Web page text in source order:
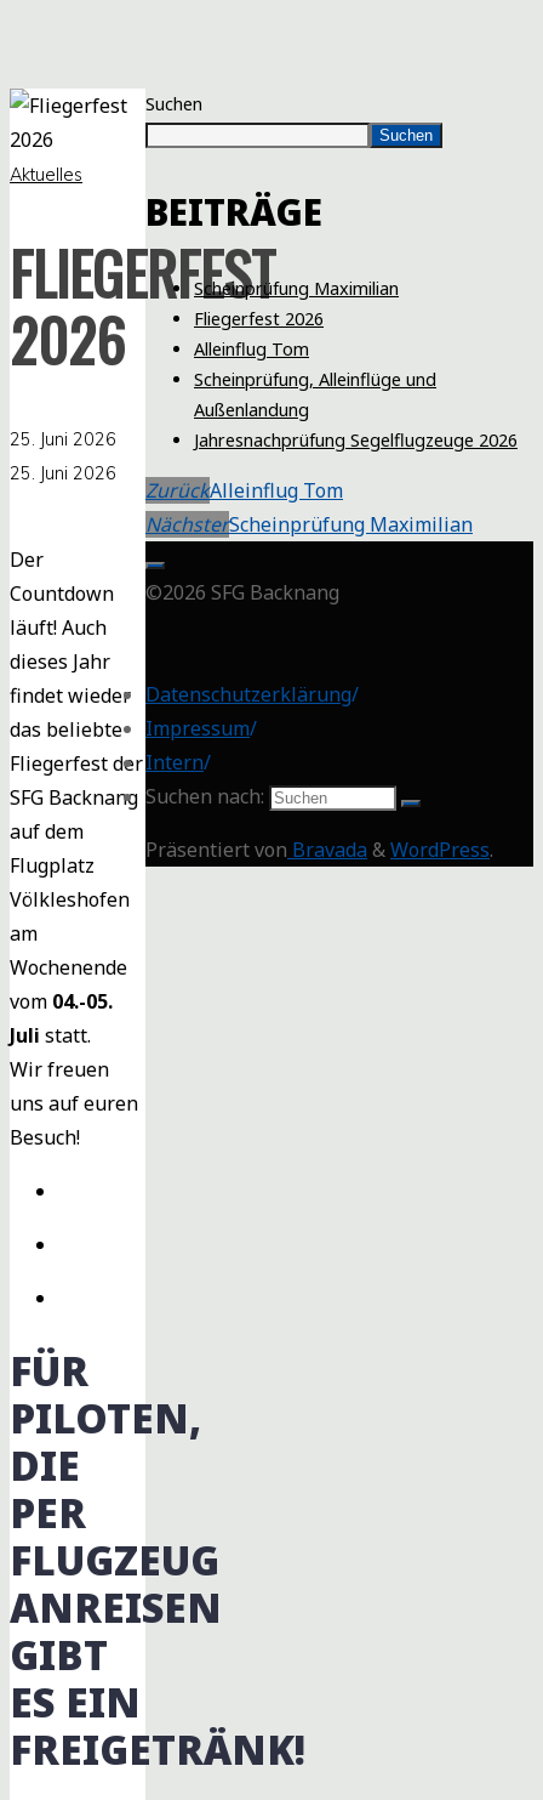
Aktuelles
FLIEGERFEST
2026
25. Juni 2026
25. Juni 2026
Der
Countdown
läuft! Auch
dieses Jahr
findet wieder
das beliebte
Fliegerfest der
SFG Backnang
auf dem
Flugplatz
Völkleshofen
am
Wochenende
vom 04.-05.
Juli statt.
Wir freuen
uns auf euren
Besuch!
FÜR
PILOTEN,
DIE
PER
FLUGZEUG
ANREISEN
GIBT
ES EIN
FREIGETRÄNK!
Suchen
Suchen
BEITRÄGE
Scheinprüfung Maximilian
Fliegerfest 2026
Alleinflug Tom
Scheinprüfung, Alleinflüge und
Außenlandung
Jahresnachprüfung Segelflugzeuge 2026
ZurückAlleinflug Tom
NächsterScheinprüfung Maximilian
©2026 SFG Backnang
Datenschutzerklärung/
Impressum/
Intern/
Suchen nach:
Präsentiert von Bravada &WordPress.